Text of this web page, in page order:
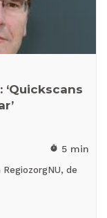
‘Quickscans
timer 5 min
de